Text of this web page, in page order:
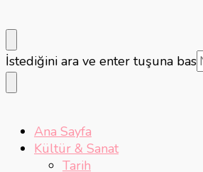
Bir
şey
mi
İstediğini ara ve enter tuşuna bas
Ana Sayfa
Kültür & Sanat
Tarih